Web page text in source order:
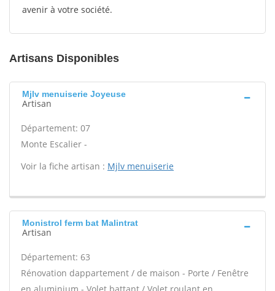
avenir à votre société.
Artisans Disponibles
Mjlv menuiserie Joyeuse
Artisan
Département: 07
Monte Escalier -
Voir la fiche artisan : Mjlv menuiserie
Monistrol ferm bat Malintrat
Artisan
Département: 63
Rénovation dappartement / de maison - Porte / Fenêtre